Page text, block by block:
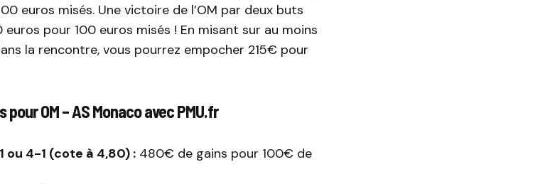
euros misés. Une victoire de l’OM par deux buts
pour 100 euros misés ! En misant sur au moins
la rencontre, vous pourrez empocher 215€ pour
OM – AS Monaco avec PMU.fr
ou 4-1 (cote à 4,80) : 480€ de gains pour 100€ de